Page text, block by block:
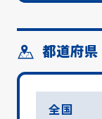
都道府県
全国